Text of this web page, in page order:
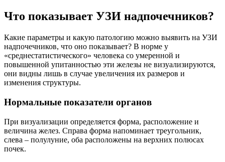
Что показывает УЗИ надпочечников?
Какие параметры и какую патологию можно выявить на УЗИ
надпочечников, что оно показывает? В норме у
«среднестатистического» человека со умеренной и
повышенной упитанностью эти железы не визуализируются,
они видны лишь в случае увеличения их размеров и
изменения структуры.
Нормальные показатели органов
При визуализации определяется форма, расположение и
величина желез. Справа форма напоминает треугольник,
слева – полулуние, оба расположены на верхних полюсах
почек.